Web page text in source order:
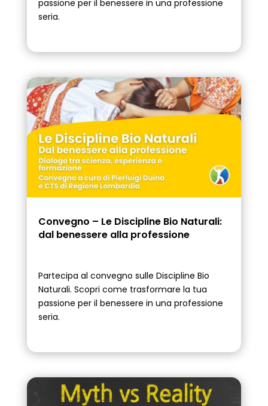
passione per il benessere in una professione
seria.
Convegno – Le Discipline Bio Naturali:
dal benessere alla professione
Partecipa al convegno sulle Discipline Bio
Naturali. Scopri come trasformare la tua
passione per il benessere in una professione
seria.